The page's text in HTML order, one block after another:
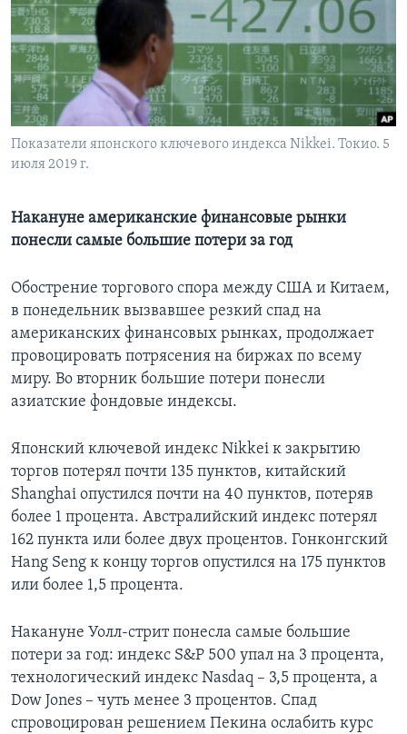
Learning English
СОЦИАЛЬНЫЕ СЕТИ
Языки
Показатели японского ключевого индекса Nikkei. Токио. 5
июля 2019 г.
Накануне американские финансовые рынки
понесли самые большие потери за год
Обострение торгового спора между США и Китаем,
в понедельник вызвавшее резкий спад на
американских финансовых рынках, продолжает
провоцировать потрясения на биржах по всему
миру. Во вторник большие потери понесли
азиатские фондовые индексы.
Японский ключевой индекс Nikkei к закрытию
торгов потерял почти 135 пунктов, китайский
Shanghai опустился почти на 40 пунктов, потеряв
более 1 процента. Австралийский индекс потерял
162 пункта или более двух процентов. Гонконгский
Hang Seng к концу торгов опустился на 175 пунктов
или более 1,5 процента.
Накануне Уолл-стрит понесла самые большие
потери за год: индекс S&P 500 упал на 3 процента,
технологический индекс Nasdaq – 3,5 процента, а
Dow Jones – чуть менее 3 процентов. Спад
спровоцирован решением Пекина ослабить курс